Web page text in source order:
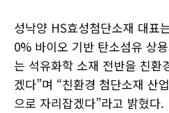
성낙양 HS효성첨단소재 대표
0% 바이오 기반 탄소섬유 상
는 석유화학 소재 전반을 친환
겠다”며 “친환경 첨단소재 산
으로 자리잡겠다”라고 밝혔다.